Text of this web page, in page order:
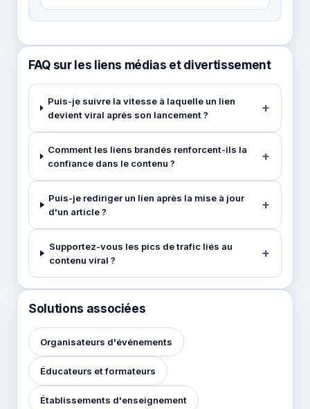
FAQ sur les liens médias et divertissement
Puis-je suivre la vitesse à laquelle un lien
devient viral après son lancement ?
Comment les liens brandés renforcent-ils la
confiance dans le contenu ?
Puis-je rediriger un lien après la mise à jour
d'un article ?
Supportez-vous les pics de trafic liés au
contenu viral ?
Solutions associées
Organisateurs d'événements
Éducateurs et formateurs
Établissements d'enseignement